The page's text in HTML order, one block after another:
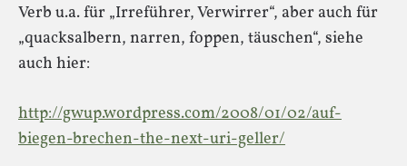
Verb u.a. für „Irreführer, Verwirrer“, aber auch für
„quacksalbern, narren, foppen, täuschen“, siehe
auch hier:
http://gwup.wordpress.com/2008/01/02/auf-
biegen-brechen-the-next-uri-geller/